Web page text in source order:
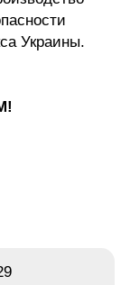
Украины.